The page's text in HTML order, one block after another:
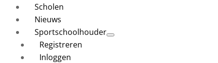
Scholen
Nieuws
Sportschoolhouder
Registreren
Inloggen